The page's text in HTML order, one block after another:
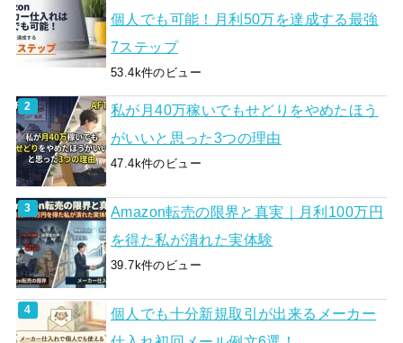
個人でも可能！月利50万を達成する最強
7ステップ
53.4k件のビュー
私が月40万稼いでもせどりをやめたほう
がいいと思った3つの理由
47.4k件のビュー
Amazon転売の限界と真実｜月利100万円
を得た私が潰れた実体験
39.7k件のビュー
個人でも十分新規取引が出来るメーカー